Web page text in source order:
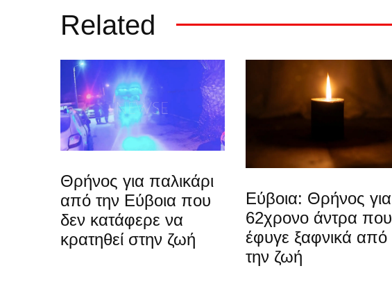
Related
Θρήνος για παλικάρι
από την Εύβοια που
δεν κατάφερε να
κρατηθεί στην ζωή
Εύβοια: Θρήνος για
62χρονο άντρα που
έφυγε ξαφνικά από
την ζωή